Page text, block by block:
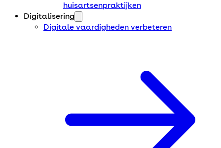
huisartsenpraktijken
Digitalisering
Digitale vaardigheden verbeteren